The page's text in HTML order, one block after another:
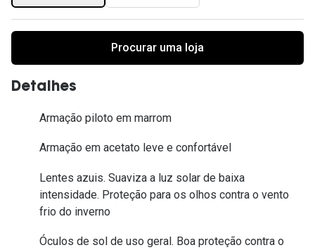
Procurar uma loja
Detalhes
Armação piloto em marrom
Armação em acetato leve e confortável
Lentes azuis. Suaviza a luz solar de baixa
intensidade. Proteção para os olhos contra o vento
frio do inverno
Óculos de sol de uso geral. Boa proteção contra o